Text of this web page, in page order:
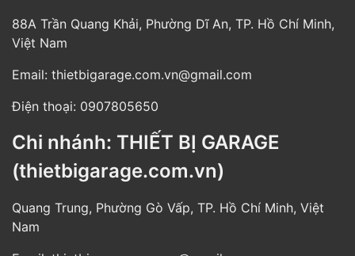
88A Trần Quang Khải, Phường Dĩ An, TP. Hồ Chí Minh,
Việt Nam
Email: thietbigarage.com.vn@gmail.com
Điện thoại: 0907805650
Chi nhánh: THIẾT BỊ GARAGE
(thietbigarage.com.vn)
Quang Trung, Phường Gò Vấp, TP. Hồ Chí Minh, Việt
Nam